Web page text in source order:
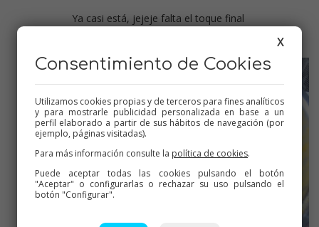
Ya casi está, jejeje falta el toque final
X
Consentimiento de Cookies
Utilizamos cookies propias y de terceros para fines analíticos
y para mostrarle publicidad personalizada en base a un
perfil elaborado a partir de sus hábitos de navegación (por
ejemplo, páginas visitadas).
Para más información consulte la política de cookies.
Puede aceptar todas las cookies pulsando el botón
"Aceptar" o configurarlas o rechazar su uso pulsando el
botón "Configurar".